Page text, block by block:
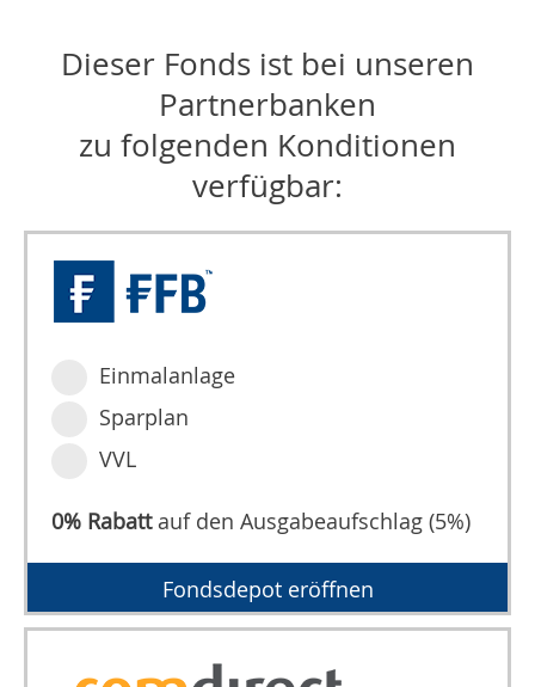
Dieser Fonds ist bei unseren
Partnerbanken
zu folgenden Konditionen
verfügbar:
Einmalanlage
Sparplan
VVL
0% Rabattauf den Ausgabeaufschlag (5%)
Fondsdepot eröffnen